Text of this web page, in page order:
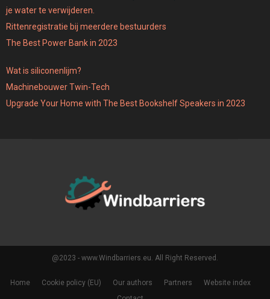
je water te verwijderen.
Rittenregistratie bij meerdere bestuurders
The Best Power Bank in 2023
Wat is siliconenlijm?
Machinebouwer Twin-Tech
Upgrade Your Home with The Best Bookshelf Speakers in 2023
@2023 - www.Windbarriers.eu. All Right Reserved.
Home Cookie policy (EU) Our authors Partners
Website index